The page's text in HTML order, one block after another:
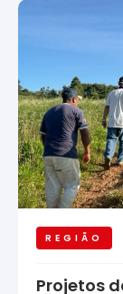
REGIÃO
Projetos